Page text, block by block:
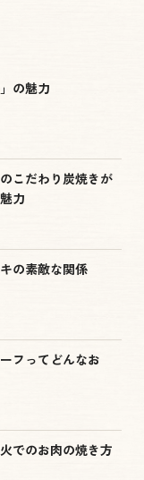
の魅力
こだわり炭焼きが
力
の素敵な関係
フってどんなお
でのお肉の焼き方